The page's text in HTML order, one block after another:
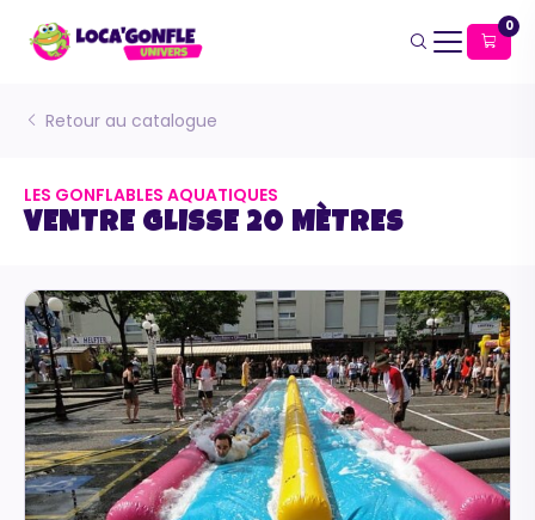
0
Retour au catalogue
LES GONFLABLES AQUATIQUES
VENTRE GLISSE 20 MÈTRES